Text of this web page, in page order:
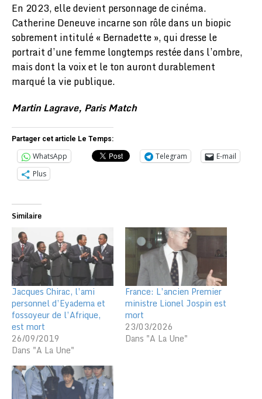
En 2023, elle devient personnage de cinéma.
Catherine Deneuve incarne son rôle dans un biopic
sobrement intitulé « Bernadette », qui dresse le
portrait d’une femme longtemps restée dans l’ombre,
mais dont la voix et le ton auront durablement
marqué la vie publique.
Martin Lagrave, Paris Match
Partager cet article Le Temps:
WhatsApp Telegram
E-mail
Plus
Similaire
Jacques Chirac, l’ami
personnel d’Eyadema et
fossoyeur de l’Afrique,
est mort
26/09/2019
Dans "A La Une"
France: L’ancien Premier
ministre Lionel Jospin est
mort
23/03/2026
Dans "A La Une"